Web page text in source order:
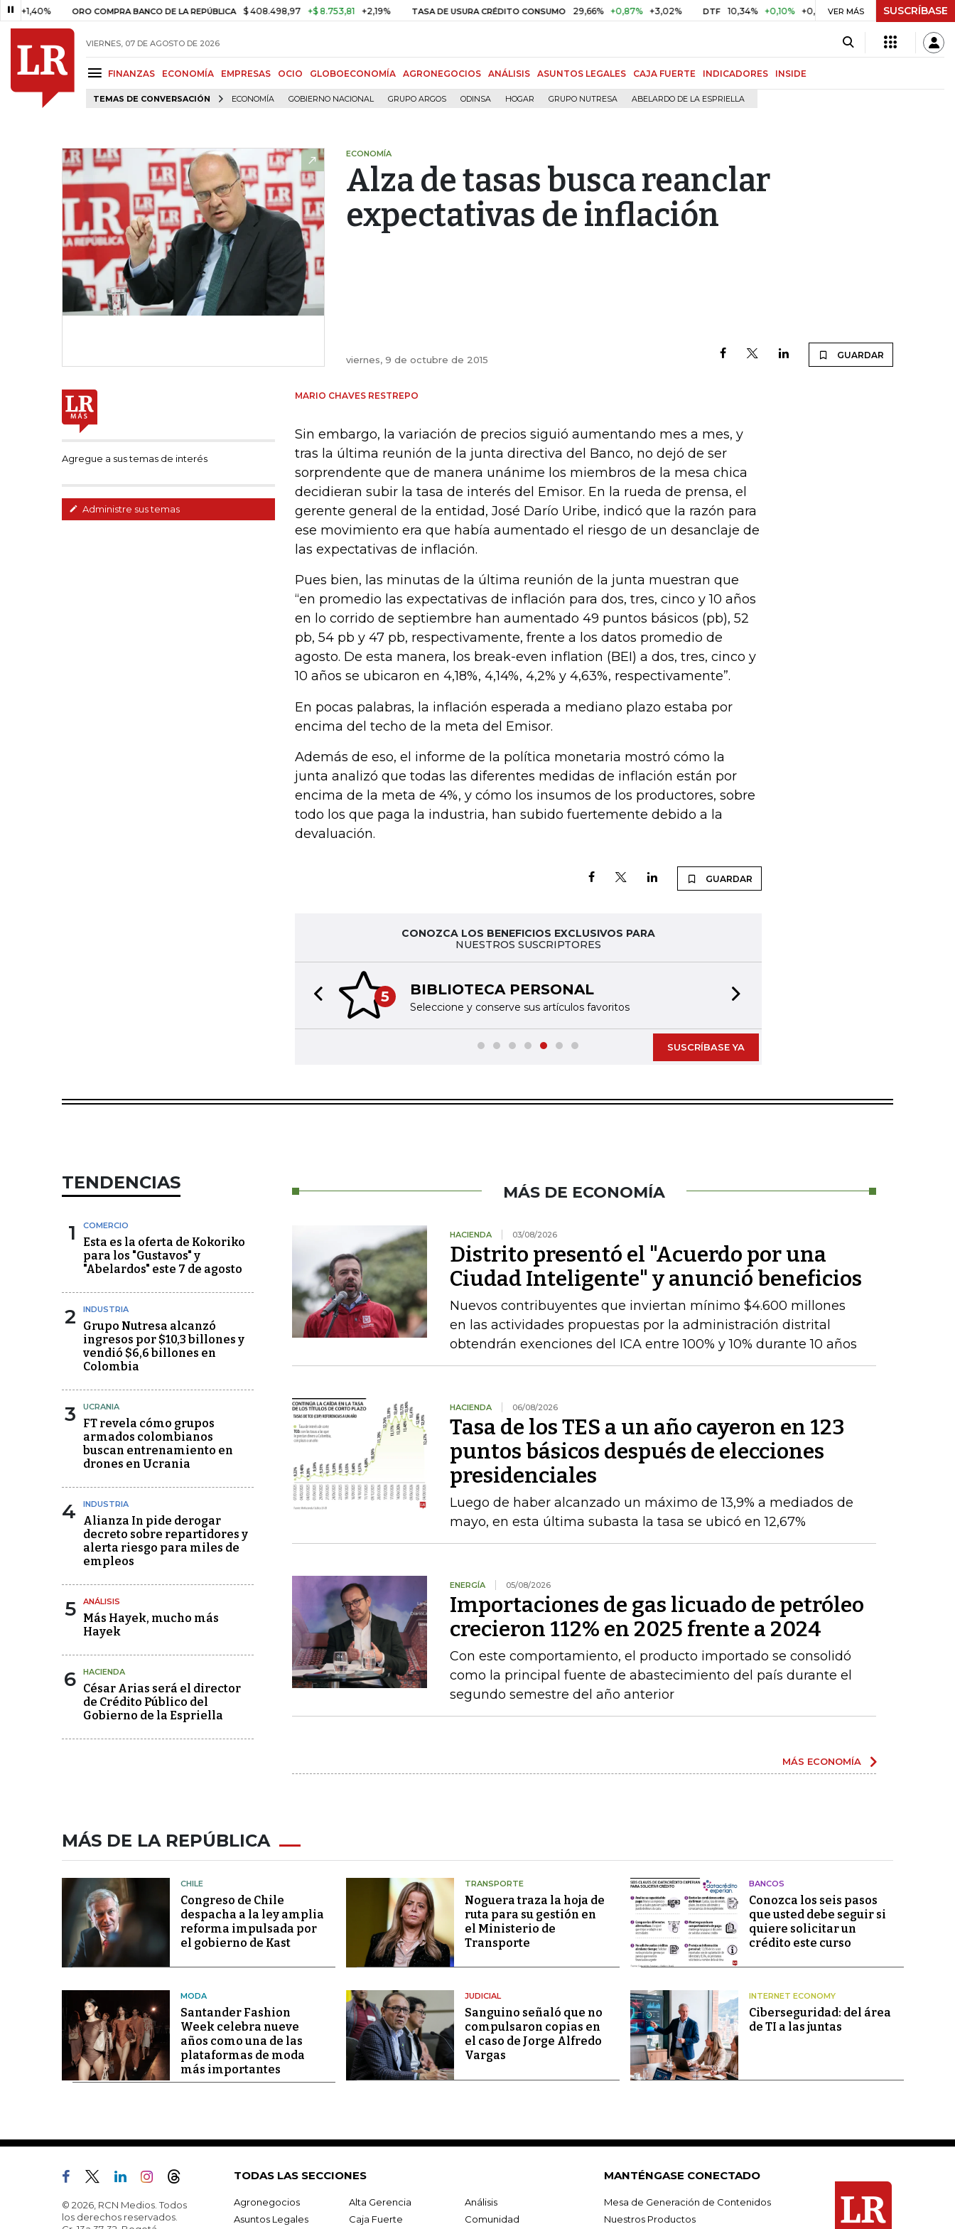
ORO COMPRA BANCO DE LA REPÚBLICA $ 408.498,97 +$ 8.753,81 +2,19% TASA DE USURA CRÉDITO CONSUMO 29,66% +0,87% +3,02% DTF 10,34% +0,10% +0,98% UVR $ 416,91 +$ 0,05 +0,01%
VER MÁS SUSCRÍBASE
VIERNES, 07 DE AGOSTO DE 2026
FINANZAS ECONOMÍA EMPRESAS OCIO GLOBOECONOMÍA AGRONEGOCIOS ANÁLISIS ASUNTOS LEGALES CAJA FUERTE INDICADORES INSIDE
TEMAS DE CONVERSACIÓN ECONOMÍA GOBIERNO NACIONAL GRUPO ARGOS ODINSA HOGAR GRUPO NUTRESA ABELARDO DE LA ESPRIELLA
ECONOMÍA
Alza de tasas busca reanclar
expectativas de inflación
viernes, 9 de octubre de 2015 GUARDAR
Agregue a sus temas de interés
Administre sus temas
MARIO CHAVES RESTREPO
Sin embargo, la variación de precios siguió aumentando mes a mes, y
tras la última reunión de la junta directiva del Banco, no dejó de ser
sorprendente que de manera unánime los miembros de la mesa chica
decidieran subir la tasa de interés del Emisor. En la rueda de prensa, el
gerente general de la entidad, José Darío Uribe, indicó que la razón para
ese movimiento era que había aumentado el riesgo de un desanclaje de
las expectativas de inflación.
Pues bien, las minutas de la última reunión de la junta muestran que
“en promedio las expectativas de inflación para dos, tres, cinco y 10 años
en lo corrido de septiembre han aumentado 49 puntos básicos (pb), 52
pb, 54 pb y 47 pb, respectivamente, frente a los datos promedio de
agosto. De esta manera, los break-even inflation (BEI) a dos, tres, cinco y
10 años se ubicaron en 4,18%, 4,14%, 4,2% y 4,63%, respectivamente”.
En pocas palabras, la inflación esperada a mediano plazo estaba por
encima del techo de la meta del Emisor.
Además de eso, el informe de la política monetaria mostró cómo la
junta analizó que todas las diferentes medidas de inflación están por
encima de la meta de 4%, y cómo los insumos de los productores, sobre
todo los que paga la industria, han subido fuertemente debido a la
devaluación.
GUARDAR
CONOZCA LOS BENEFICIOS EXCLUSIVOS PARA
NUESTROS SUSCRIPTORES
5 BIBLIOTECA PERSONAL
Seleccione y conserve sus artículos favoritos
Previous slide
SUSCRÍBASE YA
TENDENCIAS
1 COMERCIO
Esta es la oferta de Kokoriko
para los "Gustavos" y
"Abelardos" este 7 de agosto
2 INDUSTRIA
Grupo Nutresa alcanzó
ingresos por $10,3 billones y
vendió $6,6 billones en
Colombia
3 UCRANIA
FT revela cómo grupos
armados colombianos
buscan entrenamiento en
drones en Ucrania
4 INDUSTRIA
Alianza In pide derogar
decreto sobre repartidores y
alerta riesgo para miles de
empleos
5 ANÁLISIS
Más Hayek, mucho más
Hayek
6 HACIENDA
César Arias será el director
de Crédito Público del
Gobierno de la Espriella
MÁS DE ECONOMÍA
HACIENDA 03/08/2026
Distrito presentó el "Acuerdo por una
Ciudad Inteligente" y anunció beneficios
Nuevos contribuyentes que inviertan mínimo $4.600 millones
en las actividades propuestas por la administración distrital
obtendrán exenciones del ICA entre 100% y 10% durante 10 años
HACIENDA 06/08/2026
Tasa de los TES a un año cayeron en 123
puntos básicos después de elecciones
presidenciales
Luego de haber alcanzado un máximo de 13,9% a mediados de
mayo, en esta última subasta la tasa se ubicó en 12,67%
ENERGÍA 05/08/2026
Importaciones de gas licuado de petróleo
crecieron 112% en 2025 frente a 2024
Con este comportamiento, el producto importado se consolidó
como la principal fuente de abastecimiento del país durante el
segundo semestre del año anterior
MÁS ECONOMÍA
MÁS DE LA REPÚBLICA
CHILE
Congreso de Chile
despacha a la ley amplia
reforma impulsada por
el gobierno de Kast
TRANSPORTE
Noguera traza la hoja de
ruta para su gestión en
el Ministerio de
Transporte
BANCOS
Conozca los seis pasos
que usted debe seguir si
quiere solicitar un
crédito este curso
MODA
Santander Fashion
Week celebra nueve
años como una de las
plataformas de moda
más importantes
JUDICIAL
Sanguino señaló que no
compulsaron copias en
el caso de Jorge Alfredo
Vargas
INTERNET ECONOMY
Ciberseguridad: del área
de TI a las juntas
© 2026, RCN Medios. Todos
los derechos reservados.
TODAS LAS SECCIONES
Agronegocios Alta Gerencia
Análisis
Asuntos Legales
Caja Fuerte Comunidad
MANTÉNGASE CONECTADO
Mesa de Generación de Contenidos
Nuestros Productos